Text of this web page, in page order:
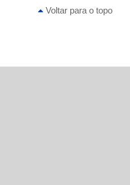
Voltar para o topo